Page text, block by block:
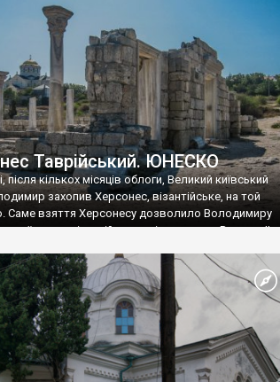
доби. Раритети викрадені з фондів об’єкту
спадщини ЮНЕСКО «Херсонеса Таврійського».
– на виставку «Золото Візантії», але експерти та
вважають це лише […]
Таврійський. ЮНЕСКО
після кількох місяців облоги, Великий київський
захопив Херсонес, візантійське, на той
Саме взяття Херсонесу дозволило Володимиру
свої умови візантійському імператору Василю ІІ,
Володимир-язичник, став Василем-
А потім було Хрещення Русі. На честь
Таврійського названо місто […]